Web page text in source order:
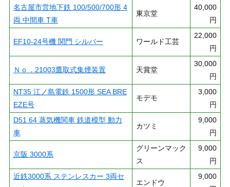
名古屋市営地下鉄 100/500/700形 4
両 中間車 T車
東京堂
40,000
円
EF10-24号機 関門 シルバー ワールド工芸
22,000
円
Ｎｏ．21003鷹取式集煙装置 天賞堂
30,000
円
NT35 江ノ島電鉄 1500形 SEA BRE
EZE号
モデモ
3,000
円
D51 64 蒸気機関車 鉄道模型 動力
車
カツミ
9,000
円
京阪 3000系
グリーンマック
ス
9,000
円
近鉄3000系 ステンレスカー 3両セ
エンドウ
9,000